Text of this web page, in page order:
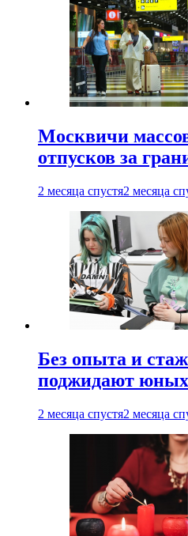
Москвичи
отпусков за
2 месяца спустя2 месяца
Без опыта и
поджидают юных
2 месяца спустя2 месяца